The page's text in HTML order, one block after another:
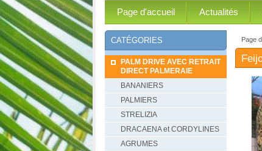
Page d'accueil Actualités
Page
CATÉGORIES
PALM DRIVE AVEC RETRAIT
DIRECT PALMERAIE
BANANIERS
PALMIERS
STRELIZIA
DRACAENA et CORDYLINES
AGRUMES